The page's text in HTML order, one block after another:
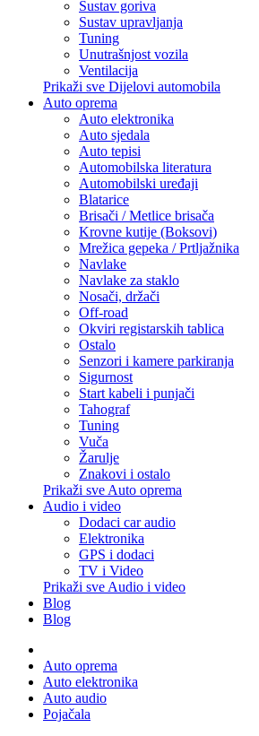
Sustav goriva
Sustav upravljanja
Tuning
Unutrašnjost vozila
Ventilacija
Prikaži sve Dijelovi automobila
Auto oprema
Auto elektronika
Auto sjedala
Auto tepisi
Automobilska literatura
Automobilski uređaji
Blatarice
Brisači / Metlice brisača
Krovne kutije (Boksovi)
Mrežica gepeka / Prtljažnika
Navlake
Navlake za staklo
Nosači, držači
Off-road
Okviri registarskih tablica
Ostalo
Senzori i kamere parkiranja
Sigurnost
Start kabeli i punjači
Tahograf
Tuning
Vuča
Žarulje
Znakovi i ostalo
Prikaži sve Auto oprema
Audio i video
Dodaci car audio
Elektronika
GPS i dodaci
TV i Video
Prikaži sve Audio i video
Blog
Blog
Auto oprema
Auto elektronika
Auto audio
Pojačala